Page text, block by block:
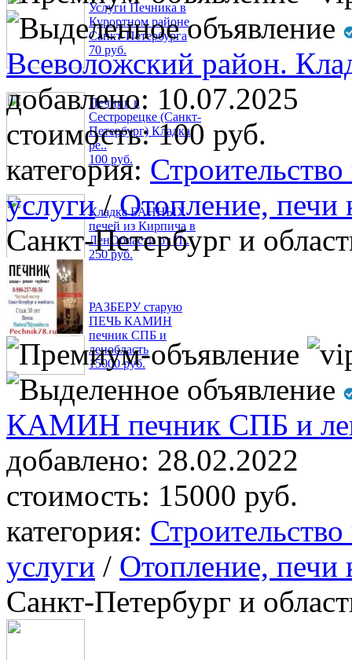
Услуги Печника в
Курортном районе
Санкт-Петербурга
70 руб.
Печник в
Сестрорецке (Санкт-
Петербург) Кладка
ре..
100 руб.
Кладка БАННЫХ
печей из Кирпича в
ЛенОбласти от П..
250 руб.
РАЗБЕРУ старую
ПЕЧЬ КАМИН
печник СПБ и
ленобласть
15000 руб.
Всеволожский район.
добавлено: 10.07.2025
стоимость:100 руб.
категория:
услуги/Отопление,
Санкт-Петербург и
КАМИН печник СПБ и
добавлено: 28.02.2022
стоимость: 15000 руб.
категория:
услуги / Отопление,
Санкт-Петербург и